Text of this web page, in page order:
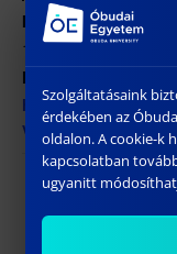
Időpont:
10:00 - 17:00
Honlap:
https://
vetas_2023
PLC
Szolgáltatásaink
érdekében az
oldalon. A cookie-k
kapcsolatban
ugyanitt